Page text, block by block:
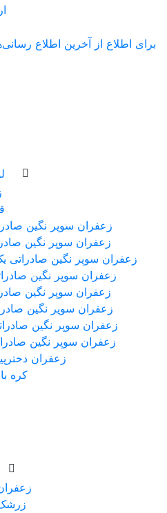
برای اطلاع از آخرین اطلاع
زعفران سوپر نگین
زعفران سوپر نگین
زعفران سوپر نگین صادراتی
زعفران سوپر نگین
زعفران سوپر نگین
زعفران سوپر نگین
زعفران سوپر نگین
زعفران سوپر نگین
زعفران
کره